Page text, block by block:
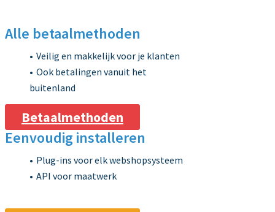
Alle betaalmethoden
Veilig en makkelijk voor je klanten
Ook betalingen vanuit het
buitenland
Betaalmethoden
Eenvoudig installeren
Plug-ins voor elk webshopsysteem
API voor maatwerk